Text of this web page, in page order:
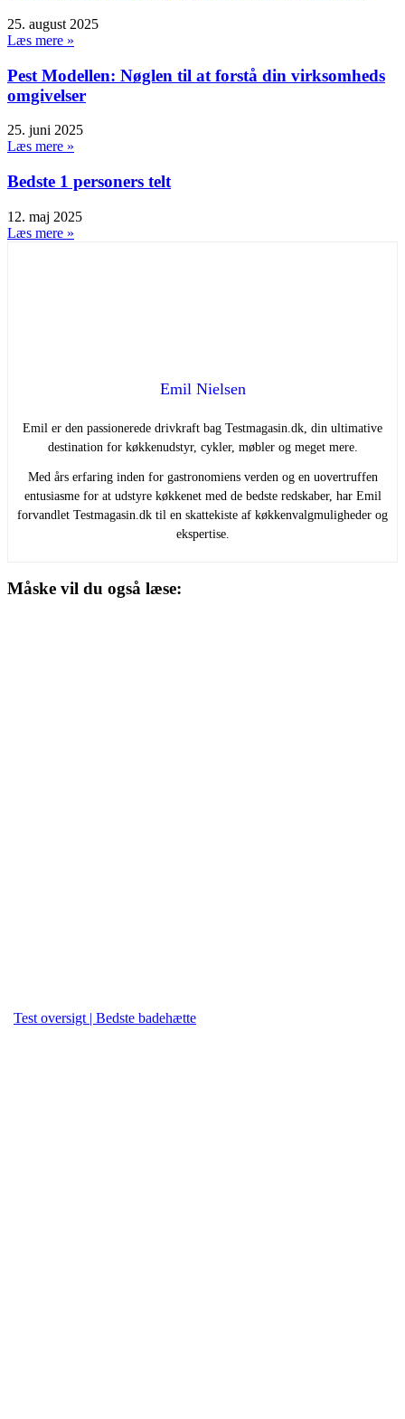
25. august 2025
Læs mere »
Pest Modellen: Nøglen til at forstå din virksomheds
omgivelser
25. juni 2025
Læs mere »
Bedste 1 personers telt
12. maj 2025
Læs mere »
Emil Nielsen
Emil er den passionerede drivkraft bag Testmagasin.dk, din ultimative
destination for køkkenudstyr, cykler, møbler og meget mere.
Med års erfaring inden for gastronomiens verden og en uovertruffen
entusiasme for at udstyre køkkenet med de bedste redskaber, har Emil
forvandlet Testmagasin.dk til en skattekiste af køkkenvalgmuligheder og
ekspertise.
Måske vil du også læse:
Test oversigt | Bedste badehætte